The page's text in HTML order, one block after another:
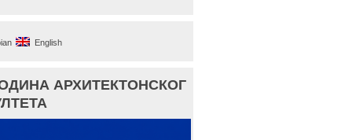
English
АРХИТЕКТОНСКОГ